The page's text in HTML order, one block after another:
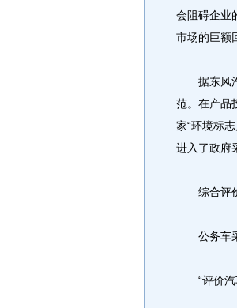
会阻碍企业
市场的巨额
据东风汽
范。在产品
家“环境标
进入了政府
综合评价
公务车采
“评价汽